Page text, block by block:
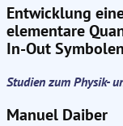
Entwicklung
elementare
In-Out Symbolen
Studien zum Physik-
Manuel Daiber